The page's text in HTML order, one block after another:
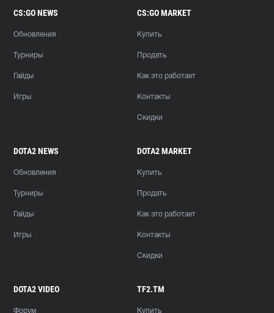
CS:GO NEWS
Обновления
Турниры
Гайды
Игры
CS:GO MARKET
Купить
Продать
Как это работает
Контакты
Скидки
DOTA2 NEWS
Обновления
Турниры
Гайды
Игры
DOTA2 MARKET
Купить
Продать
Как это работает
Контакты
Скидки
DOTA2 VIDEO
Форум
TF2.TM
Купить